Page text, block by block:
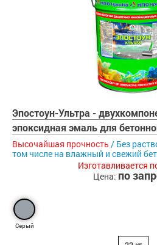
Эпостоун-Ультра -
эпоксидная эмаль для
Высочайшая прочность / Без
том числе на влажный и свежий
Изготавливается
Цена: по
Серый